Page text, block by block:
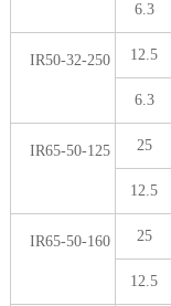
6.3
IR50-32-250 12.5
6.3
IR65-50-125 25
12.5
IR65-50-160 25
12.5